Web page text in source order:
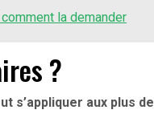
la demander
?
s’appliquer aux plus de